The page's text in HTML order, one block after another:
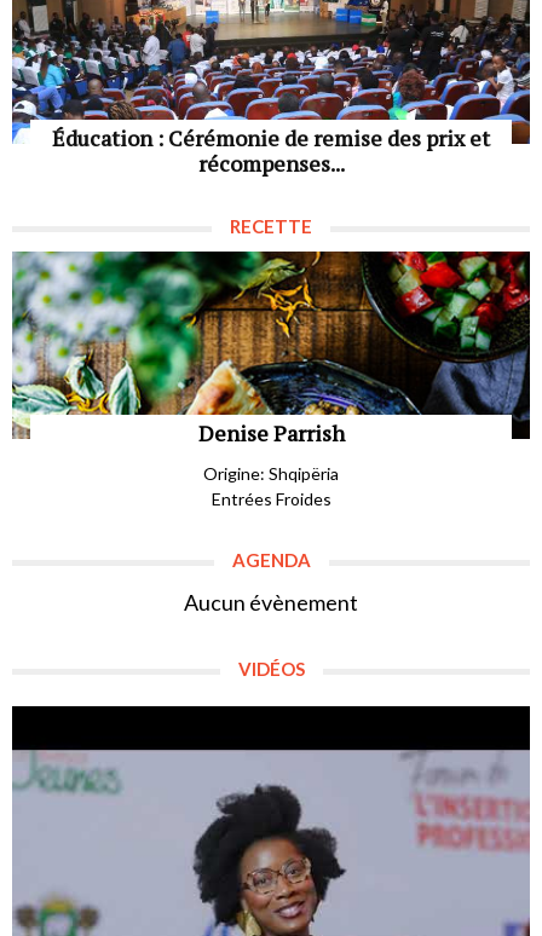
Éducation : Cérémonie de remise des prix et
récompenses...
RECETTE
Denise Parrish
Origine: Shqipëria
Entrées Froides
AGENDA
Aucun évènement
VIDÉOS